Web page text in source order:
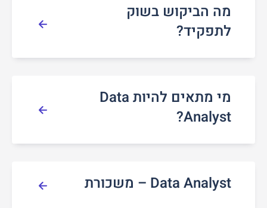
מה הביקוש בשוק
לתפקיד?
מי מתאים להיות Data
Analyst?
Data Analyst – משכורת